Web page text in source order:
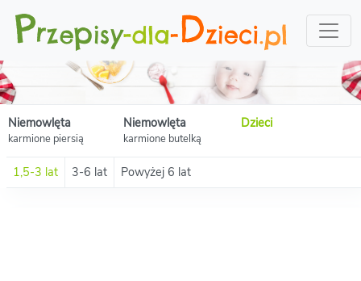
Niemowlęta
karmione piersią
Niemowlęta
karmione butelką
Dzieci
1,5-3 lat 3-6 lat Powyżej 6 lat